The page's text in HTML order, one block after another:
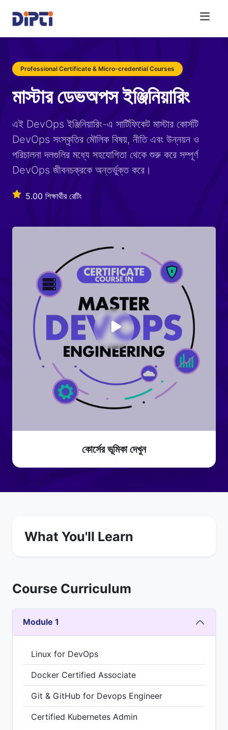
Professional Certificate & Micro-credential Courses
মাস্টার ডেভঅপস ইঞ্জিনিয়ারিং
এই DevOps ইঞ্জিনিয়ারিং-এ সার্টিফিকেট মাস্টার কোর্সটি
DevOps সংস্কৃতির মৌলিক বিষয়, নীতি এবং উন্নয়ন ও
পরিচালনা দলগুলির মধ্যে সহযোগিতা থেকে শুরু করে সম্পূর্ণ
DevOps জীবনচক্রকে অন্তর্ভুক্ত করে।
5.00 শিক্ষার্থীর রেটিং
কোর্সের ভূমিকা দেখুন
What You'll Learn
Course Curriculum
Module 1
Linux for DevOps
Docker Certified Associate
Git & GitHub for Devops Engineer
Certified Kubernetes Admin